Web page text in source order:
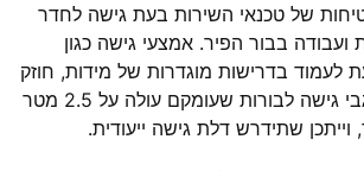
של טכנאי השירות בעת גישה לחדר
ועבודה בבור הפיר. אמצעי גישה כגון
לעמוד בדרישות מוגדרות של מידות, חוזק
ומיקום. הדרישות לגבי גישה לבורות שעומקם עולה על 2.5 מטר
וייתכן שתידרש דלת גישה ייעודית.